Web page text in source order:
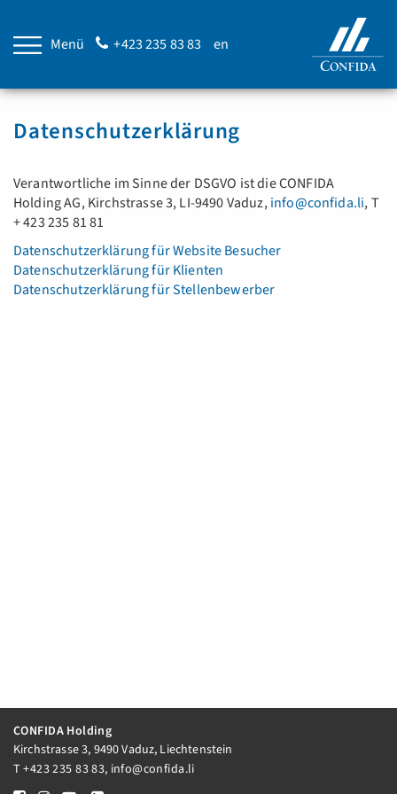
Menü +423 235 83 83 en
Datenschutzerklärung
Verantwortliche im Sinne der DSGVO ist die CONFIDA
Holding AG, Kirchstrasse 3, LI-9490 Vaduz,info@confida.li, T
+ 423 235 81 81
Datenschutzerklärung für Website Besucher
Datenschutzerklärung für Klienten
Datenschutzerklärung für Stellenbewerber
CONFIDA Holding
Kirchstrasse 3, 9490 Vaduz, Liechtenstein
T+423 235 83 83, info@confida.li